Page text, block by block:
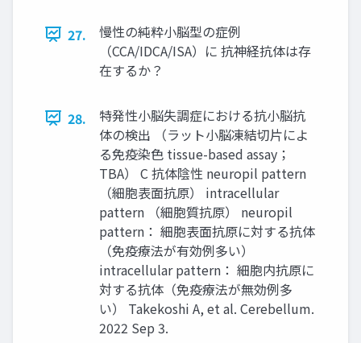
27.
慢性の純粋小脳型の症例
（CCA/IDCA/ISA）に 抗神経抗体は存
在するか？
28.
特発性小脳失調症における抗小脳抗
体の検出 （ラット小脳凍結切片によ
る免疫染色 tissue-based assay；
TBA） C 抗体陰性 neuropil pattern
（細胞表面抗原） intracellular
pattern （細胞質抗原） neuropil
pattern： 細胞表面抗原に対する抗体
（免疫療法が有効例多い）
intracellular pattern： 細胞内抗原に
対する抗体（免疫療法が無効例多
い） Takekoshi A, et al. Cerebellum.
2022 Sep 3.